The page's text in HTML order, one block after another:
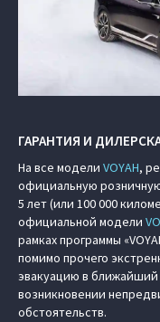
ГАРАНТИЯ И
На все модели VOYAH,
официальную
5 лет (или 100 000
официальной модели
рамках программы
помимо прочего
эвакуацию в ближайший
возникновении
обстоятельств.